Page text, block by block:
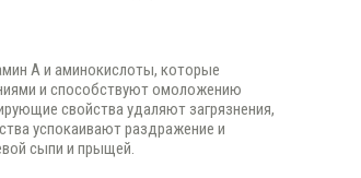
А и аминокислоты, которые
и способствуют омоложению
свойства удаляют загрязнения,
успокаивают раздражение и
сыпи и прыщей.